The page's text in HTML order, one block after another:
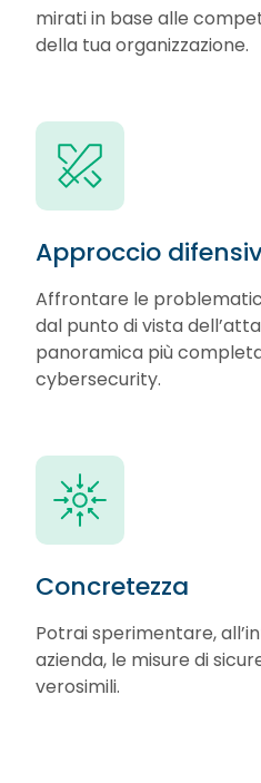
mirati in base alle
della tua organizzazione.
Approccio
Affrontare le
dal punto di vista
panoramica più
cybersecurity.
Concretezza
Potrai sperimentare,
azienda, le misure di
verosimili.